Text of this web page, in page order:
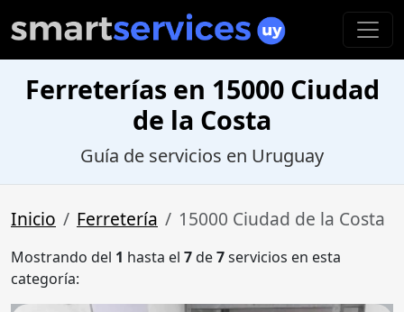
Ferreterías en 15000 Ciudad
de la Costa
Guía de servicios en Uruguay
Inicio Ferretería 15000 Ciudad de la Costa
Mostrando del 1 hasta el 7de7servicios en esta
categoría: